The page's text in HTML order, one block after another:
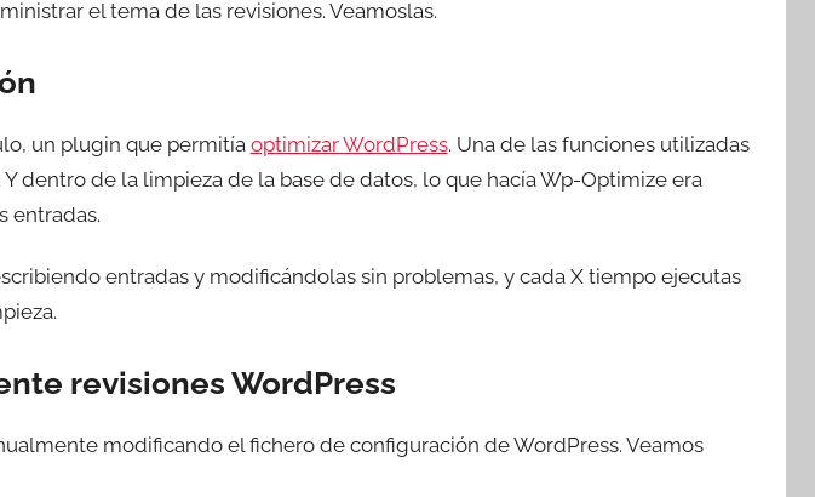
el tema de las revisiones. Veamoslas.
un plugin que permitíaoptimizar WordPress. Una de las funciones utilizadas
dentro de la limpieza de la base de datos, lo que hacía Wp-Optimize era
entradas.
entradas y modificándolas sin problemas, y cada X tiempo ejecutas
revisiones WordPress
modificando el fichero de configuración de WordPress. Veamos